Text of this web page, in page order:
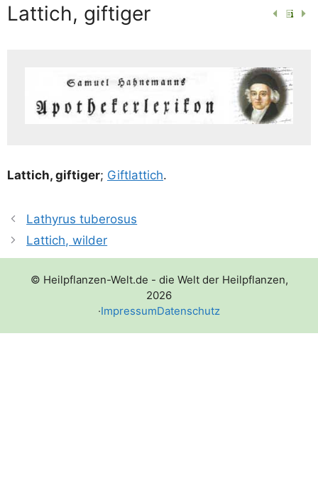
Lattich, giftiger
Lat­tich, gif­ti­ger; Gift­lat­tich.
Lathyrus tuberosus
Lattich, wilder
© Heilpflanzen-Welt.de - die Welt der Heilpflanzen,
2026
·ImpressumDatenschutz